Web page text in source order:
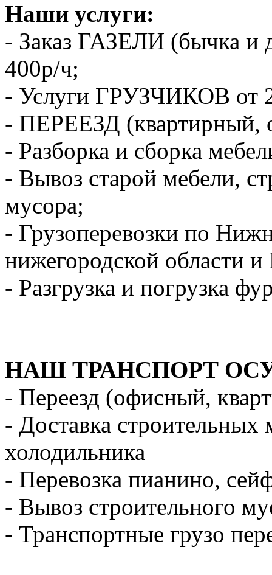
Наши услуги:
- Заказ ГАЗЕЛИ (бычка и
400р/ч;
- Услуги ГРУЗЧИКОВ от
- ПЕРЕЕЗД (квартирный,
- Разборка и сборка
- Вывоз старой мебели,
мусора;
- Грузоперевозки по
нижегородской области и
- Разгрузка и погрузка
НАШ ТРАНСПОРТ
- Переезд (офисный,
- Доставка
холодильника
- Перевозка пианино,
- Вывоз строительного
- Транспортные грузо